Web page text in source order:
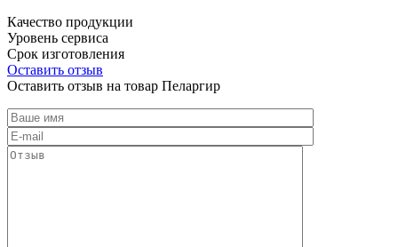
Качество продукции
Уровень сервиса
Срок изготовления
Оставить отзыв
Оставить отзыв на товар Пеларгир